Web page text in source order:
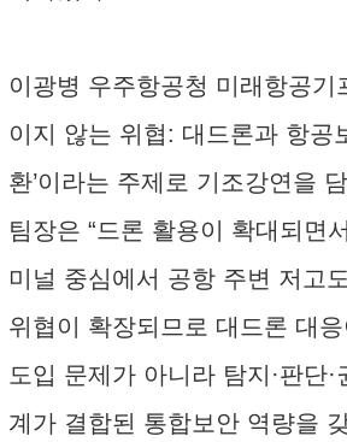
이광병 우주항공청 미래항공기
이지 않는 위협: 대드론과 항공
환’이라는 주제로 기조강연을
팀장은 “드론 활용이 확대되면
미널 중심에서 공항 주변 저고
위협이 확장되므로 대드론 대응
도입 문제가 아니라 탐지·판단·
계가 결합된 통합보안 역량을